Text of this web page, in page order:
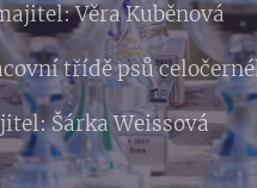
Věra Kuběnová
třídě psů
Šárka Weissová